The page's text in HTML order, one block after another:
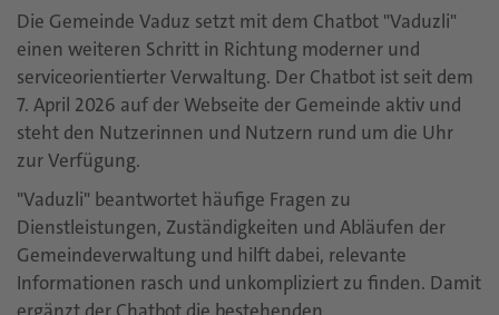
Die Gemeinde Vaduz setzt mit dem Chatbot "Vaduzli"
einen weiteren Schritt in Richtung moderner und
serviceorientierter Verwaltung. Der Chatbot ist seit dem
7. April 2026 auf der Webseite der Gemeinde aktiv und
steht den Nutzerinnen und Nutzern rund um die Uhr
zur Verfügung.
"Vaduzli" beantwortet häufige Fragen zu
Dienstleistungen, Zuständigkeiten und Abläufen der
Gemeindeverwaltung und hilft dabei, relevante
Informationen rasch und unkompliziert zu finden. Damit